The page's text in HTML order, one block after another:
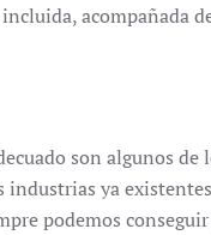
acompañada
son algunos
ya
podemos